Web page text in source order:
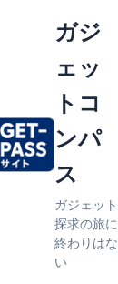
ガジ
ェッ
トコ
ンパ
ス
ガジェット
探求の旅に
終わりはな
い